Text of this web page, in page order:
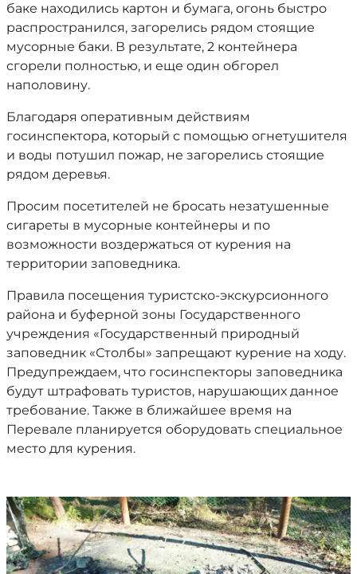
баке находились картон и бумага, огонь быстро
распространился, загорелись рядом стоящие
мусорные баки. В результате, 2 контейнера
сгорели полностью, и еще один обгорел
наполовину.
Благодаря оперативным действиям
госинспектора, который с помощью огнетушителя
и воды потушил пожар, не загорелись стоящие
рядом деревья.
Просим посетителей не бросать незатушенные
сигареты в мусорные контейнеры и по
возможности воздержаться от курения на
территории заповедника.
Правила посещения туристско-экскурсионного
района и буферной зоны Государственного
учреждения «Государственный природный
заповедник «Столбы» запрещают курение на ходу.
Предупреждаем, что госинспекторы заповедника
будут штрафовать туристов, нарушающих данное
требование. Также в ближайшее время на
Перевале планируется оборудовать специальное
место для курения.